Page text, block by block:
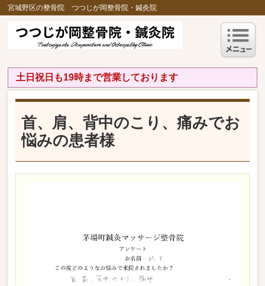
宮城野区の整骨院 つつじが岡整骨院・鍼灸院
土日祝日も19時まで営業しております
首、肩、背中のこり、痛みでお
悩みの患者様